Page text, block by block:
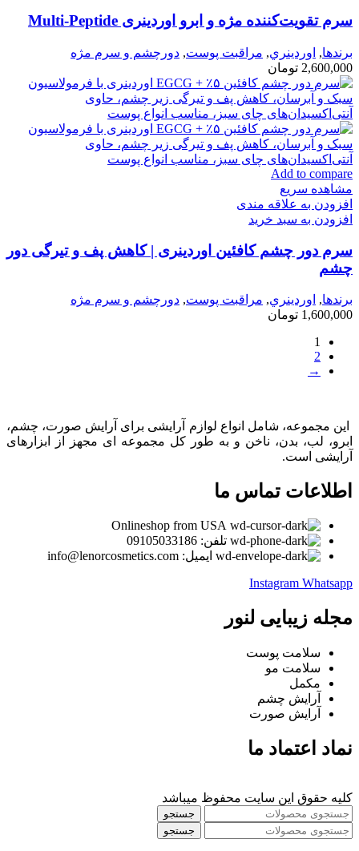
سرم تقویت‌کننده مژه و ابرو اوردینری Multi-Peptide
برندها, اوردينري, مراقبت پوست, دورچشم و سرم مژه
2,600,000 تومان
Add to compare
مشاهده سریع
افزودن به علاقه مندی
افزودن به سبد خرید
سرم دور چشم کافئین اوردینری | کاهش پف و تیرگی دور
چشم
برندها, اوردينري, مراقبت پوست, دورچشم و سرم مژه
1,600,000 تومان
1
2
→
این مجموعه، شامل انواع لوازم آرایشی برای آرایش صورت، چشم،
ابرو، لب، بدن، ناخن و به طور کل مجموعه ای مجهز از ابزارهای
آرایشی است.
اطلاعات تماس ما
Onlineshop from USA
تلفن: 09105033186
ایمیل: info@lenorcosmetics.com
Instagram Whatsapp
مجله زیبایی لنور
سلامت پوست
سلامت مو
مکمل
آرایش چشم
آرایش صورت
نماد اعتماد ما
کلیه حقوق این سایت محفوظ میباشد
جستجو
جستجو